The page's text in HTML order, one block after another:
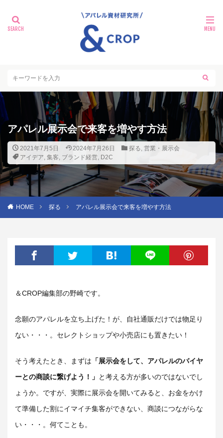
アパレル展示会で来客を増やす方法
2021年7月5日 2024年7月26日 探る, 営業・展示会
アイデア, 集客, ブランド経営, D2C
HOME 探る アパレル展示会で来客を増やす方法
＆CROP編集部の野崎です。
念願のアパレルを立ち上げた！が、自社通販だけでは物足り
ない・・・。セレクトショップや小売店にも置きたい！
そう考えたとき、まずは 「展示会をして、アパレルのバイヤ
ーとの商談に繋げよう！」 と考える方が多いのではないでし
ょうか。ですが、実際に展示会を開いてみると、お金をかけ
て準備した割にイマイチ集客ができない、商談につながらな
い・・・。何てことも。